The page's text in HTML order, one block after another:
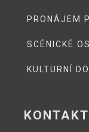
PRONÁJEM
SCÉNICKÉ
KULTURNÍ